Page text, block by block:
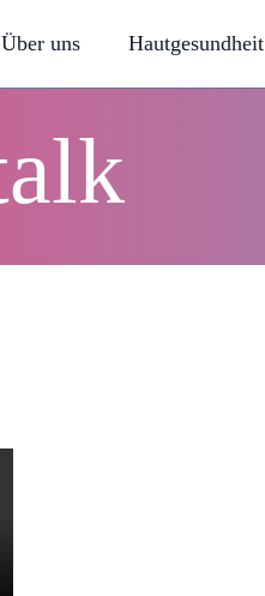
Über uns Hautgesundheit